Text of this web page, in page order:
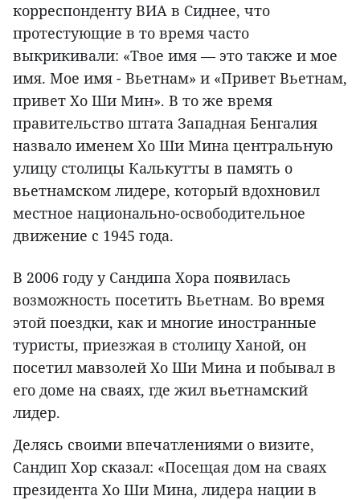
корреспонденту ВИА в Сиднее, что
протестующие в то время часто
выкрикивали: «Твое имя — это также и мое
имя. Мое имя - Вьетнам» и «Привет Вьетнам,
привет Хо Ши Мин». В то же время
правительство штата Западная Бенгалия
назвало именем Хо Ши Мина центральную
улицу столицы Калькутты в память о
вьетнамском лидере, который вдохновил
местное национально-освободительное
движение с 1945 года.
В 2006 году у Сандипа Хора появилась
возможность посетить Вьетнам. Во время
этой поездки, как и многие иностранные
туристы, приезжая в столицу Ханой, он
посетил мавзолей Хо Ши Мина и побывал в
его доме на сваях, где жил вьетнамский
лидер.
Делясь своими впечатлениями о визите,
Сандип Хор сказал: «Посещая дом на сваях
президента Хо Ши Мина, лидера нации в